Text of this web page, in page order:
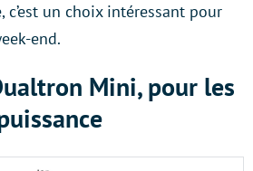
un choix intéressant pour
end.
Mini, pour les